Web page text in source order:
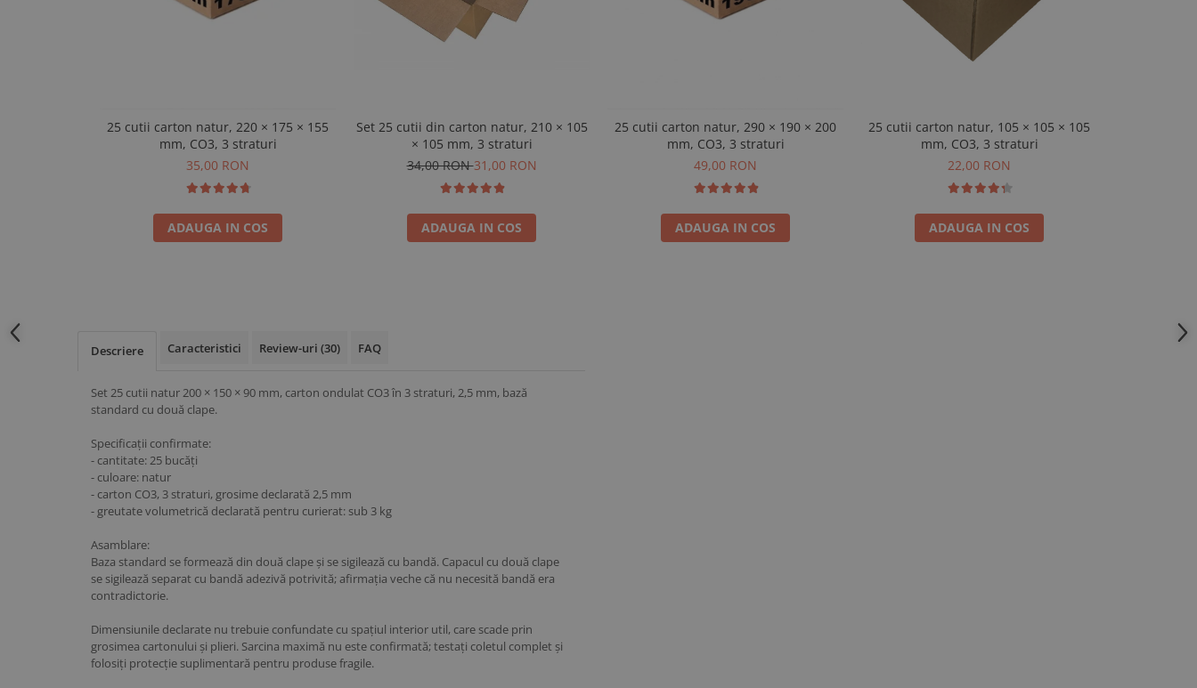
25 cutii carton natur, 220 × 175 × 155
mm, CO3, 3 straturi
35,00 RON
ADAUGA IN COS
Set 25 cutii din carton natur, 210 × 105
× 105 mm, 3 straturi
34,00 RON31,00 RON
ADAUGA IN COS
25 cutii carton natur, 290 × 190 × 200
mm, CO3, 3 straturi
49,00 RON
ADAUGA IN COS
25 cutii carton natur, 105 × 105 × 105
mm, CO3, 3 straturi
22,00 RON
ADAUGA IN COS
Descriere Caracteristici Review-uri (30) FAQ
Set 25 cutii natur 200 × 150 × 90 mm, carton ondulat CO3 în 3 straturi, 2,5 mm, bază
standard cu două clape.
Specificații confirmate:
- cantitate: 25 bucăți
- culoare: natur
- carton CO3, 3 straturi, grosime declarată 2,5 mm
- greutate volumetrică declarată pentru curierat: sub 3 kg
Asamblare:
Baza standard se formează din două clape și se sigilează cu bandă. Capacul cu două clape
se sigilează separat cu bandă adezivă potrivită; afirmația veche că nu necesită bandă era
contradictorie.
Dimensiunile declarate nu trebuie confundate cu spațiul interior util, care scade prin
grosimea cartonului și plieri. Sarcina maximă nu este confirmată; testați coletul complet și
folosiți protecție suplimentară pentru produse fragile.